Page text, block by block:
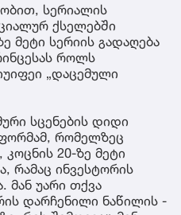
სერიალის
ქსელებში
მეტი სერიის გადაღება
როლს
„დაცემული
სცენების დიდი
რომელზეც
20-ზე მეტი
რამაც ინვესტორის
მან უარი თქვა
დარჩენილი ნაწილის -